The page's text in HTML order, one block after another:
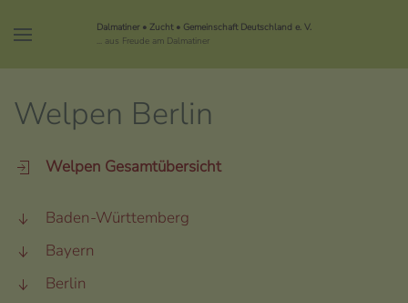
Dalmatiner • Zucht • Gemeinschaft Deutschland e. V.
... aus Freude am Dalmatiner
Welpen Berlin
Welpen Gesamtübersicht
Baden-Württemberg
Bayern
Berlin